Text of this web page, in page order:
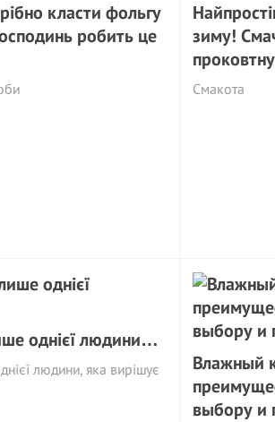
класти фольгу
робить це
зиму!
Смакота
однієї людини…
людини, яка вирішує
Влажный
выбору и